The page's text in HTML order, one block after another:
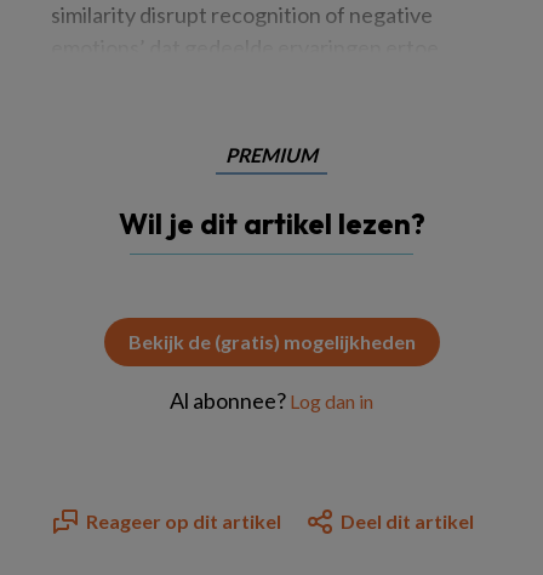
similarity disrupt recognition of negative
PREMIUM
Wil je dit artikel lezen?
Bekijk de (gratis) mogelijkheden
Al abonnee? Log dan in
Reageer op dit artikel Deel dit artikel